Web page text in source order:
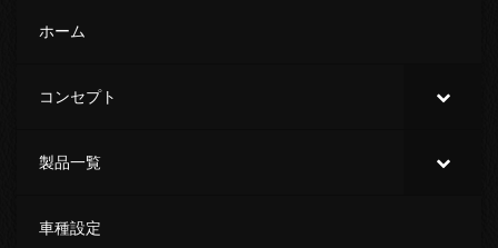
ホーム
コンセプト
製品一覧
車種設定